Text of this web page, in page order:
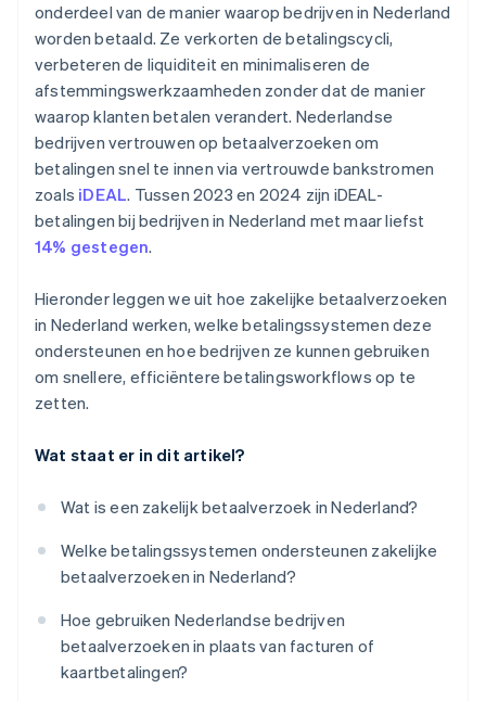
onderdeel van de manier waarop bedrijven in Nederland
worden betaald. Ze verkorten de betalingscycli,
verbeteren de liquiditeit en minimaliseren de
afstemmingswerkzaamheden zonder dat de manier
waarop klanten betalen verandert. Nederlandse
bedrijven vertrouwen op betaalverzoeken om
betalingen snel te innen via vertrouwde bankstromen
zoals iDEAL. Tussen 2023 en 2024 zijn iDEAL-
betalingen bij bedrijven in Nederland met maar liefst
14% gestegen.
Hieronder leggen we uit hoe zakelijke betaalverzoeken
in Nederland werken, welke betalingssystemen deze
ondersteunen en hoe bedrijven ze kunnen gebruiken
om snellere, efficiëntere betalingsworkflows op te
zetten.
Wat staat er in dit artikel?
Wat is een zakelijk betaalverzoek in Nederland?
Welke betalingssystemen ondersteunen zakelijke
betaalverzoeken in Nederland?
Hoe gebruiken Nederlandse bedrijven
betaalverzoeken in plaats van facturen of
kaartbetalingen?